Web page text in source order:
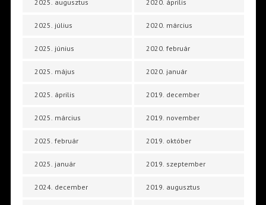
2025. augusztus
2025. július
2025. június
2025. május
2025. április
2025. március
2025. február
2025. január
2024. december
2020. április
2020. március
2020. február
2020. január
2019. december
2019. november
2019. október
2019. szeptember
2019. augusztus